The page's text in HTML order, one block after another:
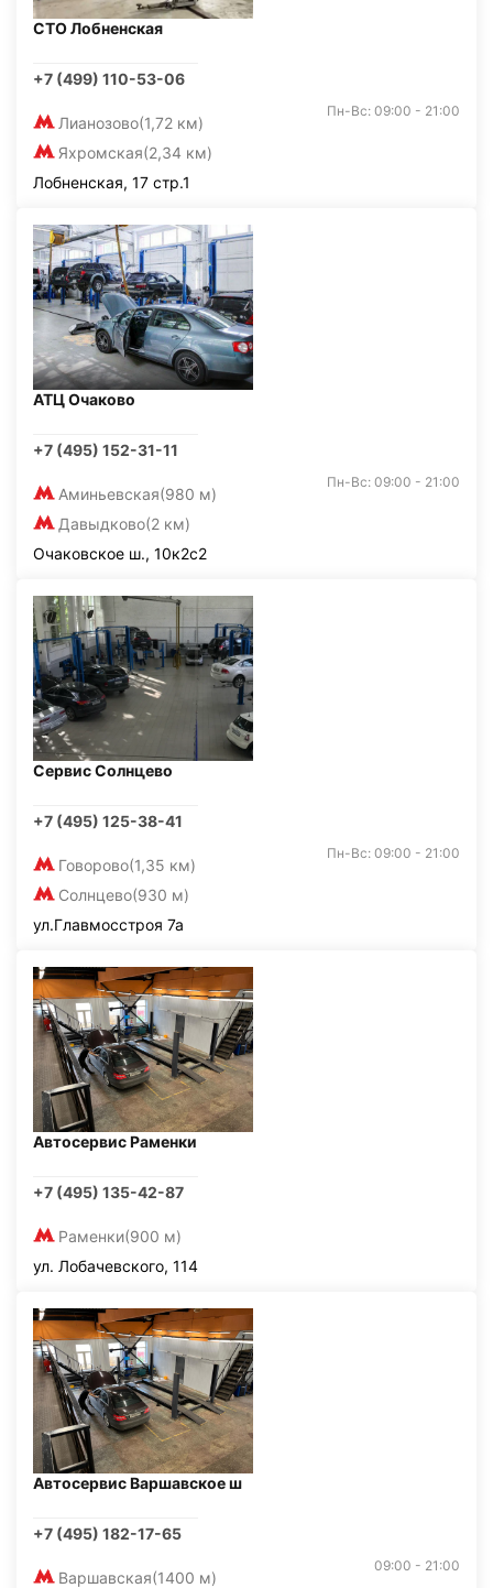
СТО Лобненская
+7 (499) 110-53-06
Лианозово(1,72 км)
Яхромская(2,34 км)
Пн-Вс: 09:00 - 21:00
Лобненская, 17 стр.1
АТЦ Очаково
+7 (495) 152-31-11
Аминьевская(980 м)
Давыдково(2 км)
Пн-Вс: 09:00 - 21:00
Очаковское ш., 10к2с2
Сервис Солнцево
+7 (495) 125-38-41
Говорово(1,35 км)
Солнцево(930 м)
Пн-Вс: 09:00 - 21:00
ул.Главмосстроя 7а
Автосервис Раменки
+7 (495) 135-42-87
Раменки(900 м)
ул. Лобачевского, 114
Автосервис Варшавское ш
+7 (495) 182-17-65
Варшавская(1400 м)
09:00 - 21:00